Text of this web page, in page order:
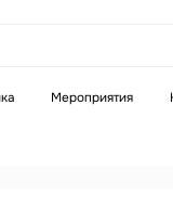
Мероприятия